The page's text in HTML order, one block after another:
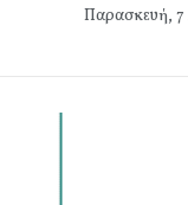
Παρασκευή,